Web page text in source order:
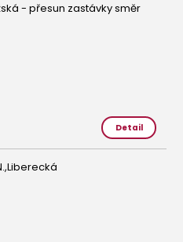
- přesun zastávky směr
Detail